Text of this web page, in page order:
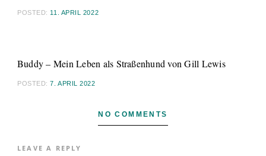
POSTED: 11. APRIL 2022
Buddy – Mein Leben als Straßenhund von Gill Lewis
POSTED:7. APRIL 2022
NO COMMENTS
LEAVE A REPLY